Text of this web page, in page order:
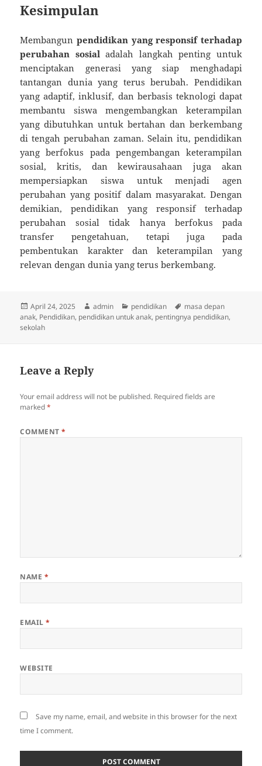
Kesimpulan
Membangun pendidikan yang responsif terhadap
perubahan sosial adalah langkah penting untuk
menciptakan generasi yang siap menghadapi
tantangan dunia yang terus berubah. Pendidikan
yang adaptif, inklusif, dan berbasis teknologi dapat
membantu siswa mengembangkan keterampilan
yang dibutuhkan untuk bertahan dan berkembang
di tengah perubahan zaman. Selain itu, pendidikan
yang berfokus pada pengembangan keterampilan
sosial, kritis, dan kewirausahaan juga akan
mempersiapkan siswa untuk menjadi agen
perubahan yang positif dalam masyarakat. Dengan
demikian, pendidikan yang responsif terhadap
perubahan sosial tidak hanya berfokus pada
transfer pengetahuan, tetapi juga pada
pembentukan karakter dan keterampilan yang
relevan dengan dunia yang terus berkembang.
Posted
on
April 24, 2025 Author
admin Categories
pendidikan Tags
masa depan
anak, Pendidikan, pendidikan untuk anak, pentingnya pendidikan,
sekolah
Leave a Reply
Your email address will not be published. Required fields are
marked*
COMMENT*
NAME *
EMAIL*
WEBSITE
Save my name, email, and website in this browser for the next
time I comment.